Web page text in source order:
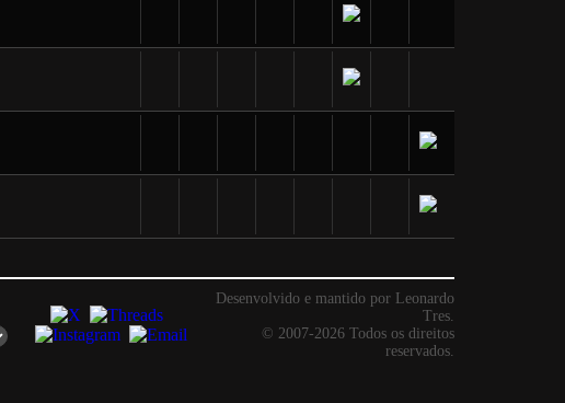
Desenvolvido e mantido por Leonardo
Tres.
© 2007-2026 Todos os direitos
reservados.